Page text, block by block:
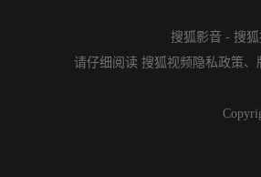
搜狐影音 - 搜
请仔细阅读 搜狐视频隐私政策、